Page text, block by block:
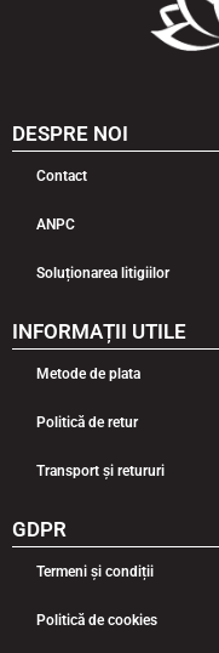
DESPRE NOI
Contact
ANPC
Soluționarea litigiilor
INFORMAȚII UTILE
Metode de plata
Politică de retur
Transport și retururi
GDPR
Termeni și condiții
Politică de cookies